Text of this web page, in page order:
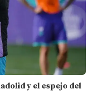
y el espejo del